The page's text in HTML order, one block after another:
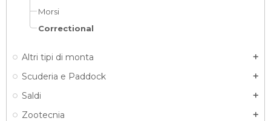
Morsi
Correctional
Altri tipi di monta add
Scuderia e Paddock add
Saldi add
Zootecnia add